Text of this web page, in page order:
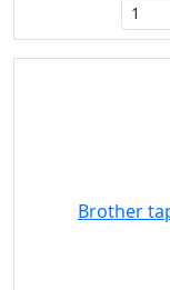
Brother